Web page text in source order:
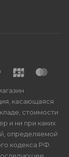
касающаяся
стоимости
и ни при каких
определяемой
кодекса РФ.